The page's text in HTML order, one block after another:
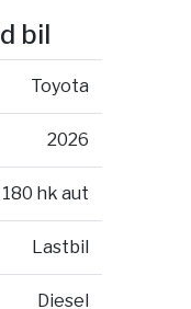
bil
Toyota
2026
hk aut
Lastbil
Diesel